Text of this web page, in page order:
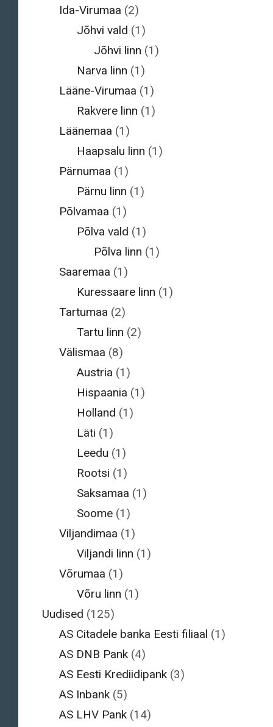
Ida-Virumaa (2)
Jõhvi vald (1)
Jõhvi linn (1)
Narva linn (1)
Lääne-Virumaa (1)
Rakvere linn (1)
Läänemaa (1)
Haapsalu linn (1)
Pärnumaa (1)
Pärnu linn (1)
Põlvamaa (1)
Põlva vald (1)
Põlva linn (1)
Saaremaa (1)
Kuressaare linn (1)
Tartumaa (2)
Tartu linn (2)
Välismaa (8)
Austria (1)
Hispaania (1)
Holland (1)
Läti (1)
Leedu (1)
Rootsi (1)
Saksamaa (1)
Soome(1)
Viljandimaa (1)
Viljandi linn (1)
Võrumaa (1)
Võru linn (1)
Uudised (125)
AS Citadele banka Eesti filiaal (1)
AS DNB Pank (4)
AS Eesti Krediidipank (3)
AS Inbank (5)
AS LHV Pank (14)